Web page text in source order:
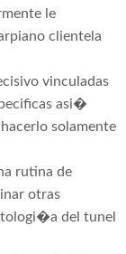
le
clientela
vinculadas
asi�
solamente
rutina de
otras
del tunel